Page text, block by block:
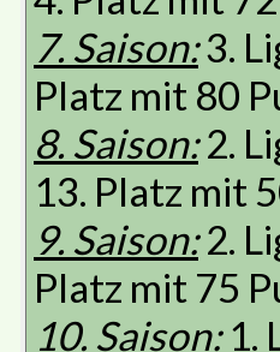
7. Saison:3.
Platz mit 80
8. Saison:2.
13. Platz mit
9. Saison:2.
Platz mit 75
10. Saison:1.